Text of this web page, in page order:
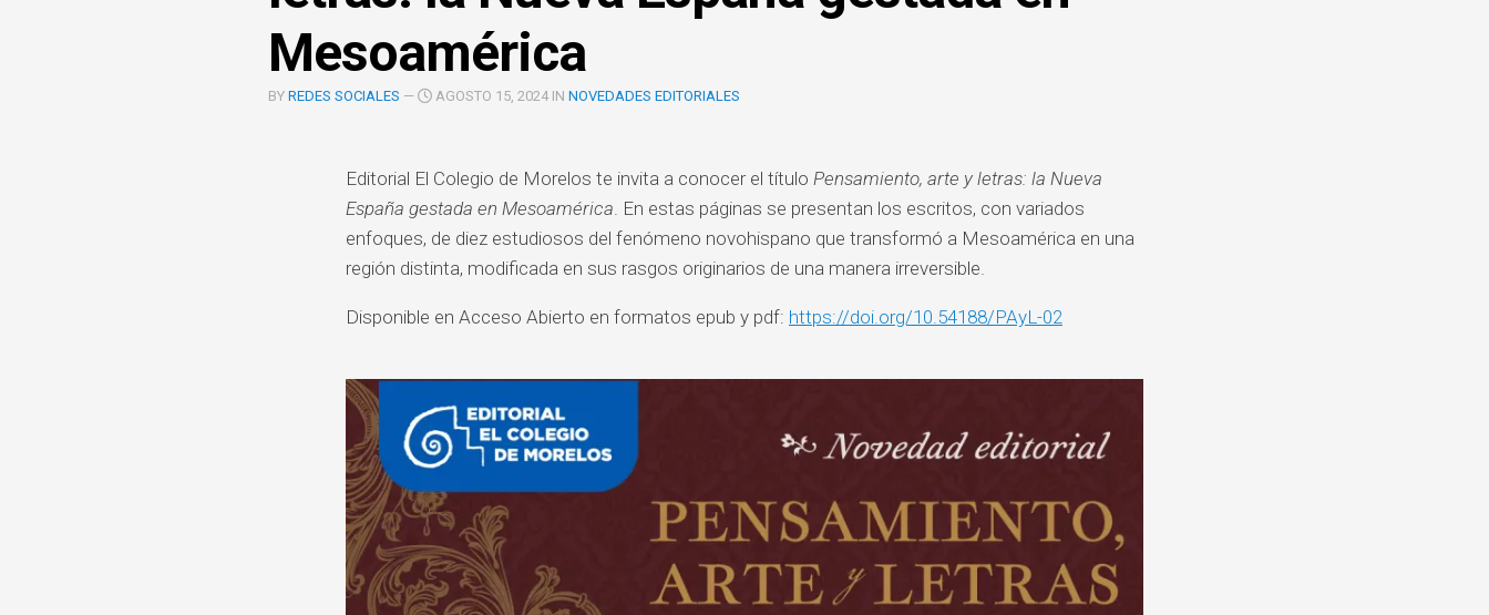
INTERINSTITUCIONAL
UNIDAD
GÉNERO
UNIDAD
EVALUACIÓN
CONTROL
HISTORIA
ARTE
LITERATURA
FILOSOFÍA
HISTORIA
HISTORIA
ARTE
TEXTOS
PARA
TITULACIÓN
GUÍA
PARA
EN
BANCA
Mesoamérica
BY REDES SOCIALES — AGOSTO 15, 2024 IN NOVEDADES EDITORIALES
Editorial El Colegio de Morelos te invita a conocer el título Pensamiento, arte y letras: la Nueva
España gestada en Mesoamérica. En estas páginas se presentan los escritos, con variados
enfoques, de diez estudiosos del fenómeno novohispano que transformó a Mesoamérica en una
región distinta, modificada en sus rasgos originarios de una manera irreversible.
Disponible en Acceso Abierto en formatos epub y pdf: https://doi.org/10.54188/PAyL-02